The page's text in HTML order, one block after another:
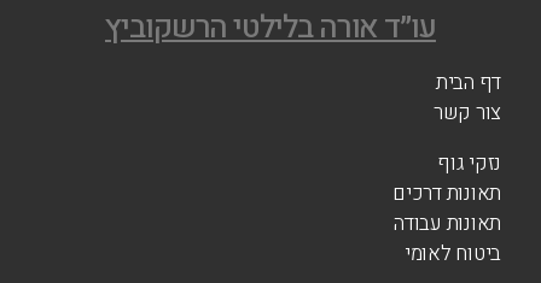
עו״ד אורה בלילטי הרשקוביץ
דף הבית
צור קשר
נזקי גוף
תאונות דרכים
תאונות עבודה
ביטוח לאומי